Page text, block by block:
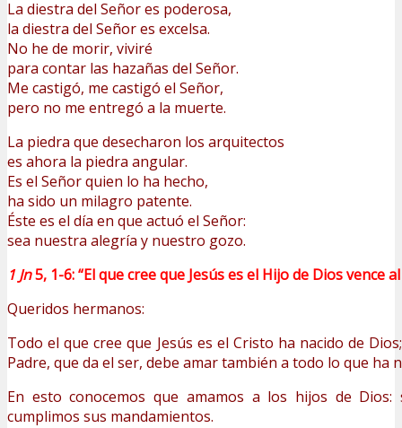
La diestra del Señor es poderosa,
la diestra del Señor es excelsa.
No he de morir, viviré
para contar las hazañas del Señor.
Me castigó, me castigó el Señor,
pero no me entregó a la muerte.
La piedra que desecharon los arquitectos
es ahora la piedra angular.
Es el Señor quien lo ha hecho,
ha sido un milagro patente.
Éste es el día en que actuó el Señor:
sea nuestra alegría y nuestro gozo.
1 Jn5, 1-6:“El que cree que Jesús es el Hijo de Dios vence
Queridos hermanos:
Todo el que cree que Jesús es el Cristo ha nacido de
Padre, que da el ser, debe amar también a todo lo que ha
En esto conocemos que amamos a los hijos de
cumplimos sus mandamientos.